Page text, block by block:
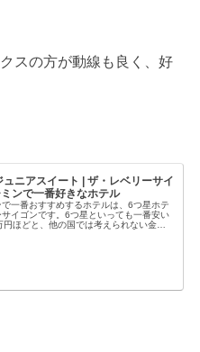
スの方が動線も良く、好
ュニアスイート | ザ・レベリーサイ
ンで一番好きなホテル
一番おすすめするホテルは、6つ星ホテ
イゴンです。6つ星といっても一番安い
ほどと、他の国では考えられない金額